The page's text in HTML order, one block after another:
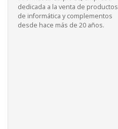
dedicada a la venta de productos
de informática y complementos
desde hace más de 20 años.